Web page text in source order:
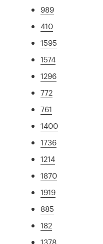
989
410
1595
1574
1296
772
761
1400
1736
1214
1870
1919
885
182
1378